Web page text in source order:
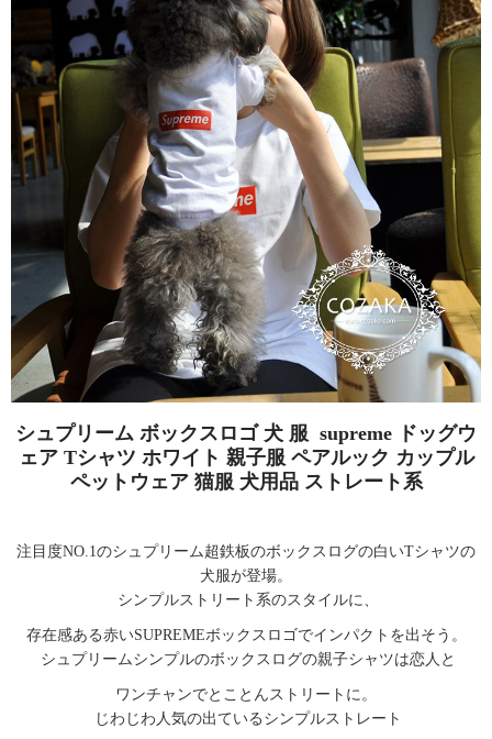
シュプリーム ボックスロゴ 犬 服 supreme ドッグウ
ェア Tシャツ ホワイト 親子服 ペアルック カップル
ペットウェア 猫服 犬用品 ストレート系
注目度NO.1のシュプリーム超鉄板のボックスログの白いTシャツの
犬服が登場。
シンプルストリート系のスタイルに、
存在感ある赤いSUPREMEボックスロゴでインパクトを出そう。
シュプリームシンプルのボックスログの親子シャツは恋人と
ワンチャンでとことんストリートに。
じわじわ人気の出ているシンプルストレート